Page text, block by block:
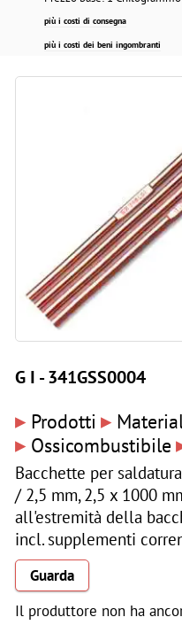
più i costi di consegna
più i costi dei beni ingombranti
G I - 341GSS0004
▸ Prodotti ▸
▸ Ossicombustibile
Bacchette per
/ 2,5 mm, 2,5 x 1000
all'estremità della
incl. supplementi
Guarda
Il produttore non ha